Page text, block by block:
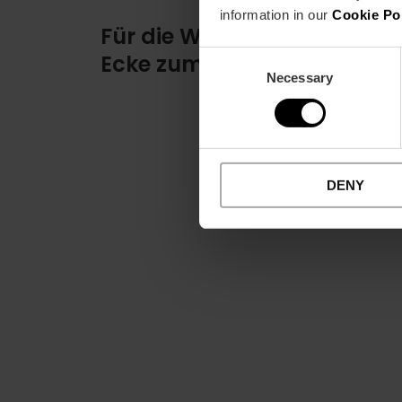
information in our Cookie
Consent
Necessary
DENY
Für die Wasserratten: eine
Ecke zum Kajakfahren